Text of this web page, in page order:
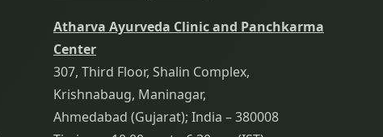
Atharva Ayurveda Clinic and Panchkarma
Center
307, Third Floor, Shalin Complex,
Krishnabaug, Maninagar,
Ahmedabad (Gujarat); India – 380008